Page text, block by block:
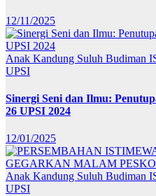
12/11/2025
Anak Kandung Suluh Budiman
UPSI
Sinergi Seni dan Ilmu:
26 UPSI 2024
12/01/2025
Anak Kandung Suluh Budiman
UPSI